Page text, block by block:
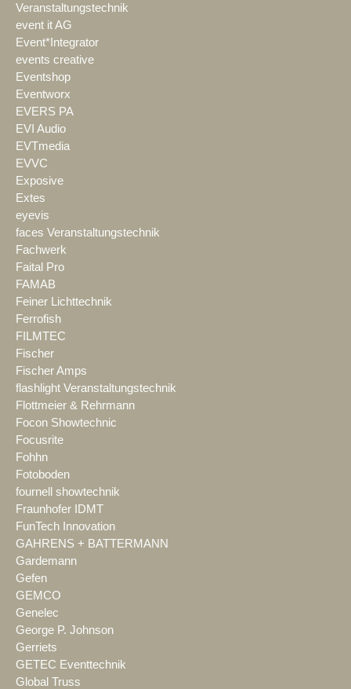
Veranstaltungstechnik
event it AG
Event*Integrator
events creative
Eventshop
Eventworx
EVERS PA
EVI Audio
EVTmedia
EVVC
Exposive
Extes
eyevis
faces Veranstaltungstechnik
Fachwerk
Faital Pro
FAMAB
Feiner Lichttechnik
Ferrofish
FILMTEC
Fischer
Fischer Amps
flashlight Veranstaltungstechnik
Flottmeier & Rehrmann
Focon Showtechnic
Focusrite
Fohhn
Fotoboden
fournell showtechnik
Fraunhofer IDMT
FunTech Innovation
GAHRENS + BATTERMANN
Gardemann
Gefen
GEMCO
Genelec
George P. Johnson
Gerriets
GETEC Eventtechnik
Global Truss